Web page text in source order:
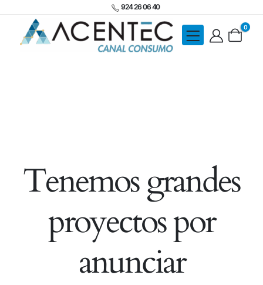
924 26 06 40
0
Tenemos grandes
proyectos por
anunciar